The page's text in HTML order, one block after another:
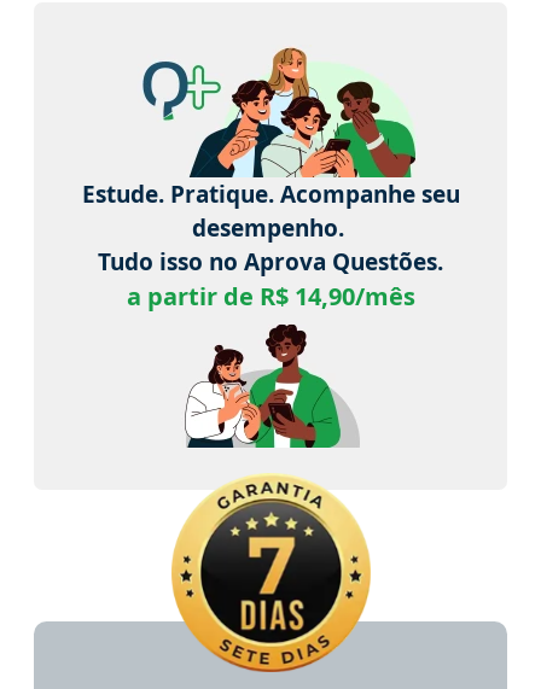
Estude. Pratique. Acompanhe seu
desempenho.
Tudo isso no Aprova Questões.
a partir de R$ 14,90/mês